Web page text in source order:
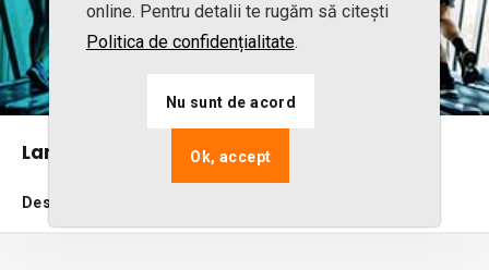
Lanț cluburi de fitness
Descoperă beneficiile
online. Pentru detalii te rugăm să citești
Politica de confidențialitate.
Nu sunt de acord
Ok, accept